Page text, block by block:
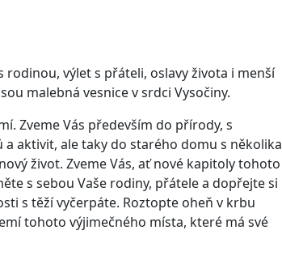
rodinou, výlet s přáteli, oslavy života i menší
malebná vesnice v srdci Vysočiny.
Zveme Vás především do přírody, s
aktivit, ale taky do starého domu s několika
život. Zveme Vás, ať nové kapitoly tohoto
s sebou Vaše rodiny, přátele a dopřejte si
s těží vyčerpáte. Roztopte oheň v krbu
tohoto výjimečného místa, které má své